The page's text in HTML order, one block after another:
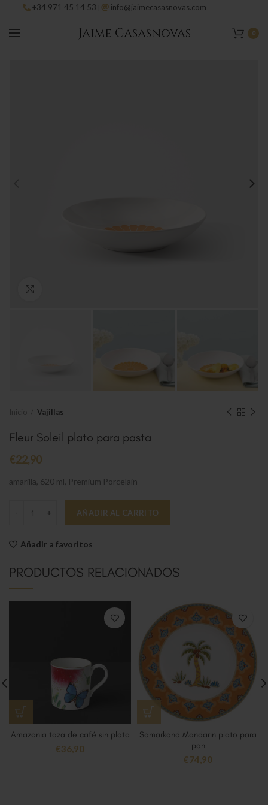
+34 971 45 14 53 | info@jaimecasasnovas.com
0
Vajillas
Fleur Soleil plato para pasta
€22,90
amarilla, 620 ml, Premium Porcelain
Fleur Soleil plato para pasta cantidad
AÑADIR AL CARRITO
Añadir a favoritos
PRODUCTOS RELACIONADOS
Amazonia taza de café sin plato
€36,90
Samarkand Mandarin plato para
pan
€74,90